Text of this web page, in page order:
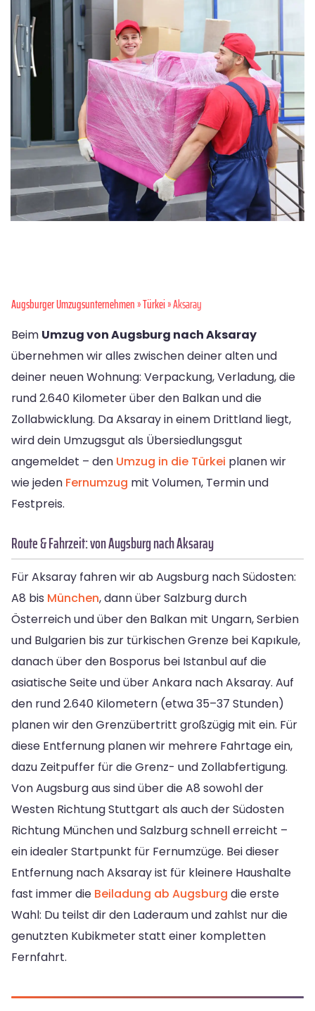
Augsburger Umzugsunternehmen»Türkei» Aksaray
Beim Umzug von Augsburg nach Aksaray
übernehmen wir alles zwischen deiner alten und
deiner neuen Wohnung: Verpackung, Verladung, die
rund 2.640 Kilometer über den Balkan und die
Zollabwicklung. Da Aksaray in einem Drittland liegt,
wird dein Umzugsgut als Übersiedlungsgut
angemeldet – den Umzug in die Türkei planen wir
wie jeden Fernumzug mit Volumen, Termin und
Festpreis.
Route & Fahrzeit: von Augsburg nach Aksaray
Für Aksaray fahren wir ab Augsburg nach Südosten:
A8 bis München, dann über Salzburg durch
Österreich und über den Balkan mit Ungarn, Serbien
und Bulgarien bis zur türkischen Grenze bei Kapıkule,
danach über den Bosporus bei Istanbul auf die
asiatische Seite und über Ankara nach Aksaray. Auf
den rund 2.640 Kilometern (etwa 35–37 Stunden)
planen wir den Grenzübertritt großzügig mit ein. Für
diese Entfernung planen wir mehrere Fahrtage ein,
dazu Zeitpuffer für die Grenz- und Zollabfertigung.
Von Augsburg aus sind über die A8 sowohl der
Westen Richtung Stuttgart als auch der Südosten
Richtung München und Salzburg schnell erreicht –
ein idealer Startpunkt für Fernumzüge. Bei dieser
Entfernung nach Aksaray ist für kleinere Haushalte
fast immer die Beiladung ab Augsburg die erste
Wahl: Du teilst dir den Laderaum und zahlst nur die
genutzten Kubikmeter statt einer kompletten
Fernfahrt.